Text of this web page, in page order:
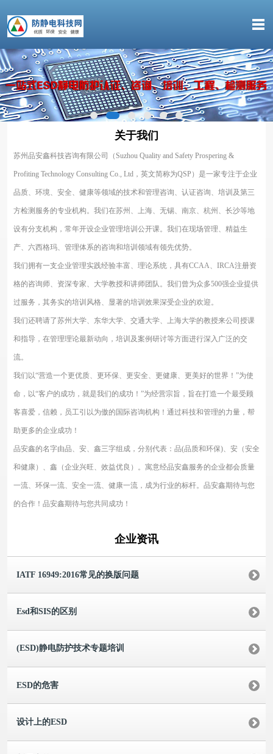
关于我们
苏州品安鑫科技咨询有限公司（Suzhou Quality and Safety Prospering &
Profiting Technology Consulting Co., Ltd，英文简称为QSP）是一家专注于企业
品质、环境、安全、健康等领域的技术和管理咨询、认证咨询、培训及第三
方检测服务的专业机构。我们在苏州、上海、无锡、南京、杭州、长沙等地
设有分支机构，常年开设企业管理培训公开课。我们在现场管理、精益生
产、六西格玛、管理体系的咨询和培训领域有领先优势。
我们拥有一支企业管理实践经验丰富、理论系统，具有CCAA、IRCA注册资
格的咨询师、资深专家、大学教授和讲师团队。我们曾为众多500强企业提供
过服务，其务实的培训风格、显著的培训效果深受企业的欢迎。
我们还聘请了苏州大学、东华大学、交通大学、上海大学的教授来公司授课
和指导，在管理理论最新动向，培训及案例研讨等方面进行深入广泛的交
流。
我们以“营造一个更优质、更环保、更安全、更健康、更美好的世界！”为使
命，以“客户的成功，就是我们的成功！”为经营宗旨，旨在打造一个最受顾
客喜爱，信赖，员工引以为傲的国际咨询机构！通过科技和管理的力量，帮
助更多的企业成功！
品安鑫的名字由品、安、鑫三字组成，分别代表：品(品质和环保)、安（安全
和健康）、鑫（企业兴旺、效益优良）。寓意经品安鑫服务的企业都会质量
一流、环保一流、安全一流、健康一流，成为行业的标杆。品安鑫期待与您
的合作！品安鑫期待与您共同成功！
企业资讯
IATF 16949:2016常见的换版问题
Esd和SIS的区别
(ESD)静电防护技术专题培训
ESD的危害
设计上的ESD